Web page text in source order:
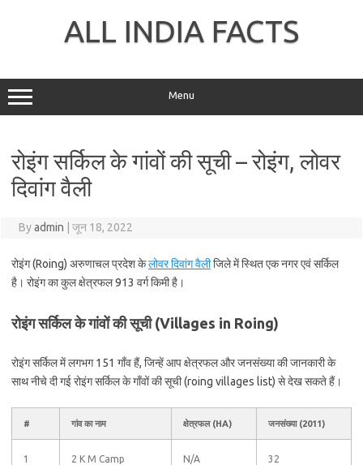
ALL INDIA FACTS
Menu
रोइंग सर्किल के गांवों की सूची – रोइंग, लोवर
दिवांग वैली
Byadmin जून 18, 2022
रोइंग (Roing) अरुणाचल प्रदेश केलोवर दिवांग वैलीजिले में स्थित एक नगर एवं सर्किल
है। रोइंग का कुल क्षेत्रफल 913 वर्ग किमी है।
रोइंग सर्किल के गांवों की सूची (Villages in Roing)
रोइंग सर्किल में लगभग 151 गाँव हैं, जिन्हें आप क्षेत्रफल और जनसंख्या की जानकारी के
साथ नीचे दी गई रोइंग सर्किल के गाँवों की सूची (roing villages list) से देख सकते हैं।
# गांव का नाम क्षेत्रफल (HA) जनसंख्या (2011)
1 2 K M Camp N/A 32